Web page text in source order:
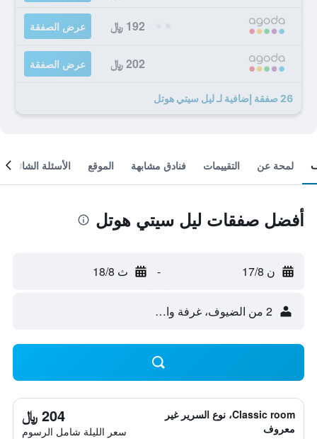
192 ﷼ عرض الصفقة
202 ﷼ عرض الصفقة
26 صفقة إضافية لـ ليل سيتي هوتل
لمحة عن التقييمات فنادق مشابهة الموقع الأسئلة الشائعة
أفضل صفقات ليل سيتي هوتل
ن 17/8 - ث 18/8
2 من الضيوف، غرفة واحدة
Classic room، نوع السرير غير
معروف
204 ﷼
سعر الليلة شامل الرسوم